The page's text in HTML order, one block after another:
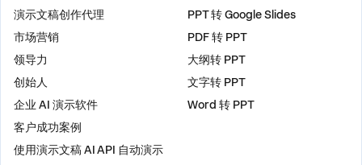
演示文稿创作代理
市场营销
领导力
创始人
企业 AI 演示软件
客户成功案例
使用演示文稿 AI API 自动演示
PPT 转 Google Slides
PDF 转 PPT
大纲转 PPT
文字转 PPT
Word 转 PPT